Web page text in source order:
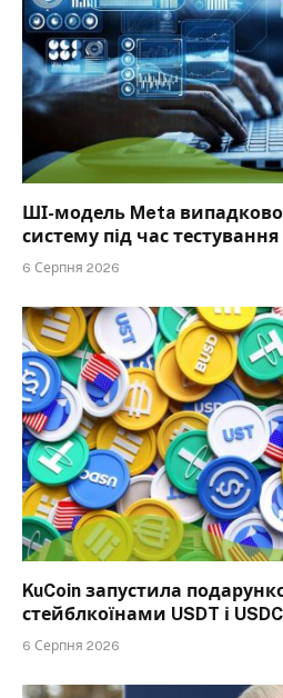
ШІ-модель Meta
систему під час тестування
6 Серпня 2026
KuCoin запустила
стейблкоїнами USDT і USDC
6 Серпня 2026